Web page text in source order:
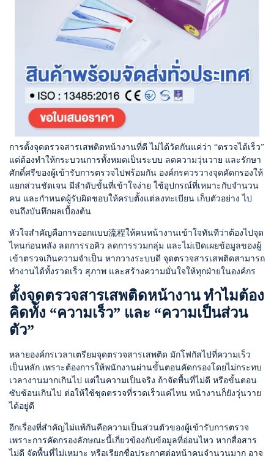
การตั้งจุดตรวจสารเสพติดหน้างานที่ดี ไม่ได้วัดกันแค่ว่า “ตรวจได้เร็ว”
แต่ต้องทำให้กระบวนการทั้งหมดเป็นระบบ ลดความวุ่นวาย และรักษา
ศักดิ์ศรีของผู้เข้ารับการตรวจไปพร้อมกัน องค์กรควรวางจุดคัดกรองให้
แยกส่วนชัดเจน มีลำดับขั้นที่เข้าใจง่าย ใช้อุปกรณ์ที่เหมาะกับจำนวน
คน และกำหนดผู้รับผิดชอบให้ครบตั้งแต่ลงทะเบียน เก็บตัวอย่าง ไป
จนถึงบันทึกผลเบื้องต้น
หัวใจสำคัญคือการออกแบบ流程ให้คนหน้างานเข้าใจทันทีว่าต้องไปจุด
ไหนก่อนหลัง ลดการรอคิว ลดการรวมกลุ่ม และไม่เปิดเผยข้อมูลของผู้
เข้าตรวจเกินความจำเป็น หากวางระบบดี จุดตรวจสารเสพติดสามารถ
ทำงานได้ทั้งรวดเร็ว สุภาพ และสร้างความมั่นใจให้ทุกฝ่ายในองค์กร
ตั้งจุดตรวจสารเสพติดหน้างาน ทำไมต้อง
คิดทั้ง “ความเร็ว” และ “ความเป็นส่วน
ตัว”
หลายองค์กรเวลาเตรียมจุดตรวจสารเสพติด มักโฟกัสไปที่ความเร็ว
เป็นหลัก เพราะต้องการให้พนักงานผ่านขั้นตอนคัดกรองโดยไม่กระทบ
เวลางานมากเกินไป แต่ในความเป็นจริง ถ้าจัดพื้นที่ไม่ดี หรือขั้นตอน
ซับซ้อนเกินไป ต่อให้ใช้ชุดตรวจที่รวดเร็วแค่ไหน หน้างานก็ยังวุ่นวาย
ได้อยู่ดี
อีกเรื่องที่สำคัญไม่แพ้กันคือความเป็นส่วนตัวของผู้เข้ารับการตรวจ
เพราะการคัดกรองลักษณะนี้เกี่ยวข้องกับข้อมูลที่อ่อนไหว หากสื่อสาร
ไม่ดี จัดพื้นที่ไม่เหมาะ หรือเรียกชื่อประกาศต่อหน้าคนจำนวนมาก อาจ